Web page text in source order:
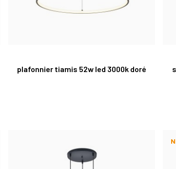
plafonnier tiamis 52w led 3000k doré